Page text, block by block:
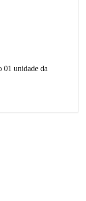
01 unidade da